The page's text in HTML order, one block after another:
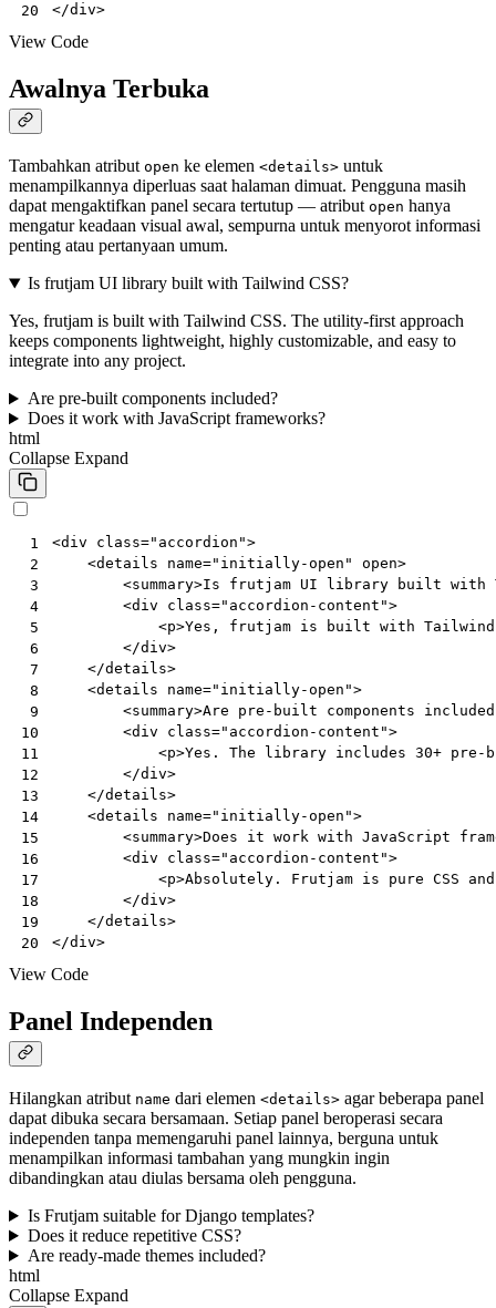
20
</div>
View Code
Awalnya Terbuka
Tambahkan atribut open ke elemen <details> untuk
menampilkannya diperluas saat halaman dimuat. Pengguna masih
dapat mengaktifkan panel secara tertutup — atribut open hanya
mengatur keadaan visual awal, sempurna untuk menyorot informasi
penting atau pertanyaan umum.
Is frutjam UI library built with Tailwind CSS?
Yes, frutjam is built with Tailwind CSS. The utility-first approach
keeps components lightweight, highly customizable, and easy to
integrate into any project.
Are pre-built components included?
Does it work with JavaScript frameworks?
html
Collapse Expand
1
2
3
4
5
6
7
8
9
10
11
12
13
14
15
16
17
18
19
20
<div class="accordion">
<details name="initially-open" open>
<summary>Is frutjam UI library built with
<div class="accordion-content">
<p>Yes, frutjam is built with Tailwind
</div>
</details>
<details name="initially-open">
<summary>Are pre-built components
<div class="accordion-content">
<p>Yes. The library includes 30+
</div>
</details>
<details name="initially-open">
<summary>Does it work with JavaScript
<div class="accordion-content">
<p>Absolutely. Frutjam is pure CSS
</div>
</details>
</div>
View Code
Panel Independen
Hilangkan atribut name dari elemen <details> agar beberapa panel
dapat dibuka secara bersamaan. Setiap panel beroperasi secara
independen tanpa memengaruhi panel lainnya, berguna untuk
menampilkan informasi tambahan yang mungkin ingin
dibandingkan atau diulas bersama oleh pengguna.
Is Frutjam suitable for Django templates?
Does it reduce repetitive CSS?
Are ready-made themes included?
html
Collapse Expand